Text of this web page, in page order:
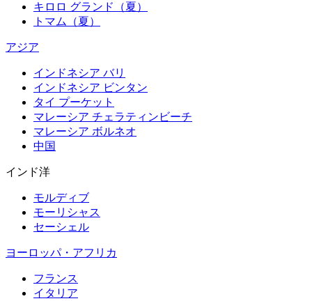
キロロ グランド（夏）
トマム（夏）
アジア
インドネシア バリ
インドネシア ビンタン
タイ プーケット
マレーシア チェラティンビーチ
マレーシア ボルネオ
中国
インド洋
モルディブ
モーリシャス
セーシェル
ヨーロッパ・アフリカ
フランス
イタリア